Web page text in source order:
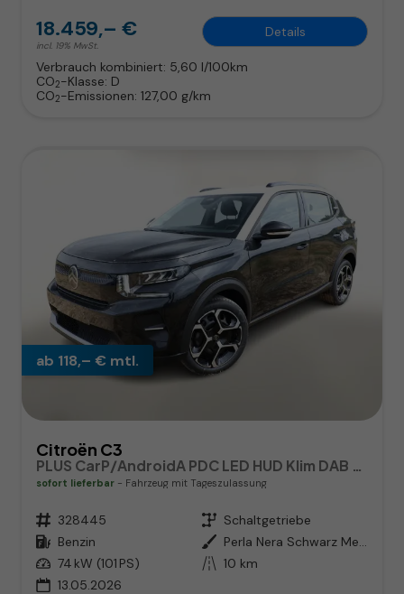
18.459,– €
incl. 19% MwSt.
Details
Verbrauch kombiniert: 5,60 l/100km
CO2-Klasse: D
CO2-Emissionen: 127,00 g/km
ab 118,– € mtl.
Citroën C3
sofort lieferbar Fahrzeug mit Tageszulassung
Fahrzeugnr. 328445 Getriebe Schaltgetriebe
Kraftstoff Benzin Außenfarbe
Perla Nera Schwarz Metallic / Da
Leistung 74 kW (101 PS) Kilometerstand 10 km
13.05.2026